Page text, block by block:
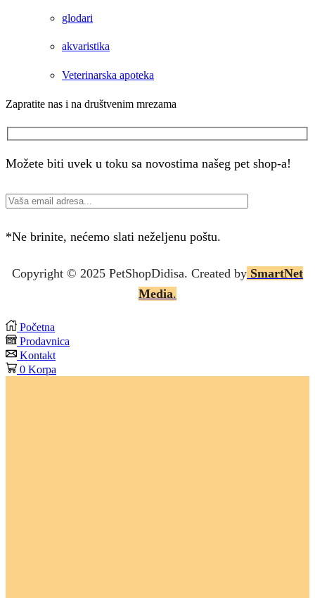
glodari
akvaristika
Veterinarska apoteka
Zapratite nas i na društvenim mrezama
Možete biti uvek u toku sa novostima našeg pet shop-a!
*Ne brinite, nećemo slati neželjenu poštu.
Copyright © 2025 PetShopDidisa. Created by SmartNet
Media.
Početna
Prodavnica
Kontakt
0 Korpa